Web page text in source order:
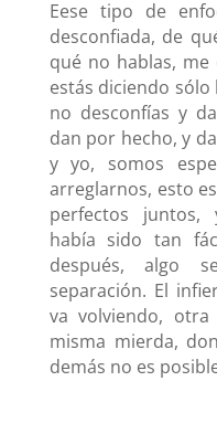
Eese tipo de
desconfiada, de
qué no hablas,
estás diciendo
no desconfías y
dan por hecho, y
y yo, somos
arreglarnos, esto
perfectos juntos,
había sido tan
después, algo
separación. El
va volviendo,
misma mierda,
demás no es